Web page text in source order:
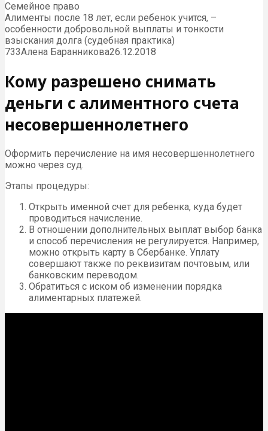
Семейное право
Алименты после 18 лет, если ребенок учится, –
особенности добровольной выплаты и тонкости
взыскания долга (судебная практика)
733Алена Баранникова26.12.2018
Кому разрешено снимать
деньги с алиментного счета
несовершеннолетнего
Оформить перечисление на имя несовершеннолетнего
можно через суд.
Этапы процедуры:
Открыть именной счет для ребенка, куда будет
проводиться начисление.
В отношении дополнительных выплат выбор банка
и способ перечисления не регулируется. Например,
можно открыть карту в Сбербанке. Уплату
совершают также по реквизитам почтовым, или
банковским переводом.
Обратиться с иском об изменении порядка
алиментарных платежей.